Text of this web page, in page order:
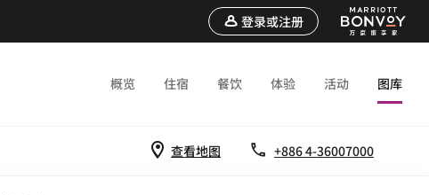
登录或注册
概览 住宿 餐饮 体验 活动 图库
查看地图 +886 4-36007000